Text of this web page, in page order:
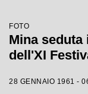
FOTO
Mina
dell'XI
28 GENNAIO 1961 -